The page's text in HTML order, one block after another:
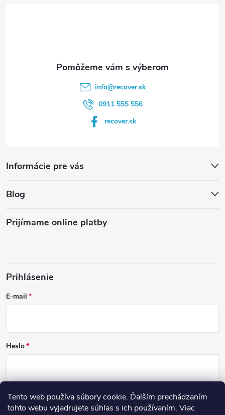
Tento web používa súbory cookie. Ďalším prechádzaním
tohto webu vyjadrujete súhlas s ich používaním. Viac
info@recover.sk
0911 555 556
recover.sk
Informácie pre vás
Blog
Prijímame online platby
Prihlásenie
E-mail
Heslo
PRIHLÁSIŤ SA